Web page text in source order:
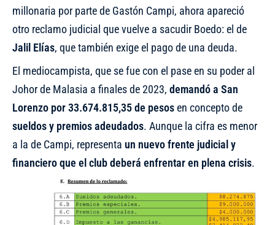
millonaria por parte de Gastón Campi, ahora apareció
otro reclamo judicial que vuelve a sacudir Boedo: el de
Jalil Elías, que también exige el pago de una deuda.
El mediocampista, que se fue con el pase en su poder al
Johor de Malasia a finales de 2023, demandó a San
Lorenzo por 33.674.815,35 de pesosen concepto de
sueldos y premios adeudados. Aunque la cifra es menor
a la de Campi, representa un nuevo frente judicial y
financiero que el club deberá enfrentar en plena crisis.